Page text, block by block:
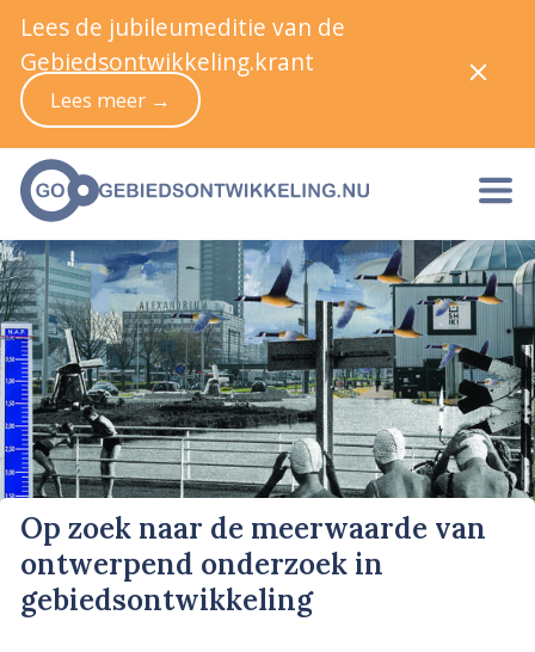
Op zoek naar de meerwaarde van
ontwerpend onderzoek in
gebiedsontwikkeling
Lees de jubileumeditie van de
Gebiedsontwikkeling.krant
Lees meer →